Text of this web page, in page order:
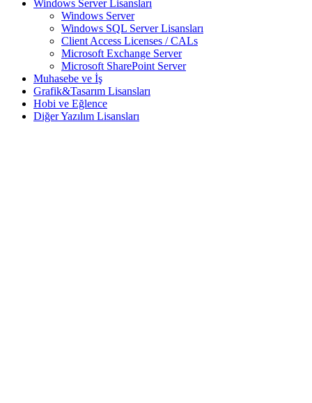
Windows Server Lisansları
Windows Server
Windows SQL Server Lisansları
Client Access Licenses / CALs
Microsoft Exchange Server
Microsoft SharePoint Server
Muhasebe ve İş
Grafik&Tasarım Lisansları
Hobi ve Eğlence
Diğer Yazılım Lisansları